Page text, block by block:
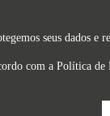
seus dados e
com a Política de